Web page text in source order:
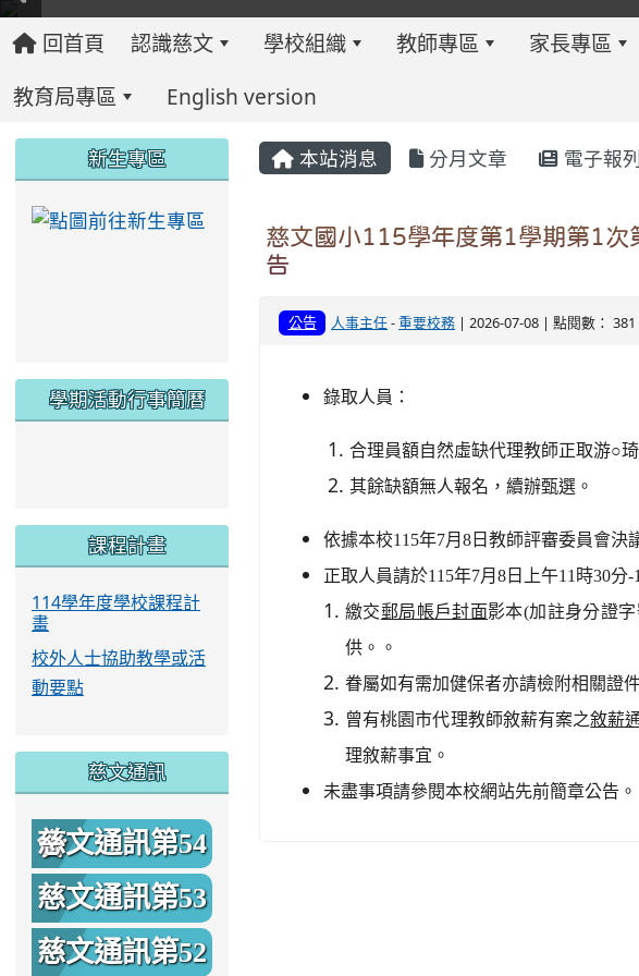
回首頁 認識慈文 學校組織 教師專區 家長專區
教育局專區
English version
本站消息 分月文章 電子報
慈文國小115學年度第1學期第1次
告
公告 人事主任-重要校務 | 2026-07-08 | 點閱數： 381
錄取人員：
合理員額自然虛缺代理教師正取游○
其餘缺額無人報名，續辦甄選。
依據本校115年7月8日教師評審委員會決
正取人員請於115年7月8日上午11時30分
繳交郵局帳戶封面影本(加註身分證字
供。。
眷屬如有需加健保者亦請檢附相關證
曾有桃園市代理教師敘薪有案之敘薪
理敘薪事宜。
未盡事項請參閱本校網站先前簡章公告。
新生專區
link to https://
學期活動行事簡曆
link to https://www.twes.tyc.edu.tw/uploads/tad_blocks/image/113-
link to https://www.twes.tyc.edu.tw/uploads/tad_blocks/image/114-
課程計畫
114學年度學校課程計
畫
校外人士協助教學或活
動要點
慈文通訊
慈文通訊第54
期
慈文通訊第53
期
慈文通訊第52